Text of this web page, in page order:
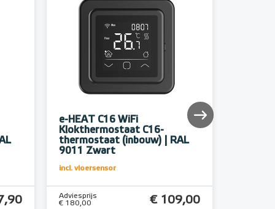
e-HEAT C16 WiFi
Klokthermostaat C16-
thermostaat (inbouw) | RAL
9011 Zwart
incl. vloersensor
Adviesprijs
€ 180,00
€ 109,00